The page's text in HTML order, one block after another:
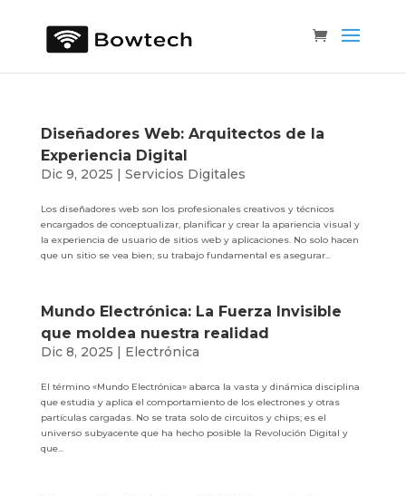
Diseñadores Web: Arquitectos de la
Experiencia Digital
Dic 9, 2025 | Servicios Digitales
Los diseñadores web son los profesionales creativos y técnicos
encargados de conceptualizar, planificar y crear la apariencia visual y
la experiencia de usuario de sitios web y aplicaciones. No solo hacen
que un sitio se vea bien; su trabajo fundamental es asegurar...
Mundo Electrónica: La Fuerza Invisible
que moldea nuestra realidad
Dic 8, 2025 | Electrónica
El término «Mundo Electrónica» abarca la vasta y dinámica disciplina
que estudia y aplica el comportamiento de los electrones y otras
partículas cargadas. No se trata solo de circuitos y chips; es el
universo subyacente que ha hecho posible la Revolución Digital y
que...